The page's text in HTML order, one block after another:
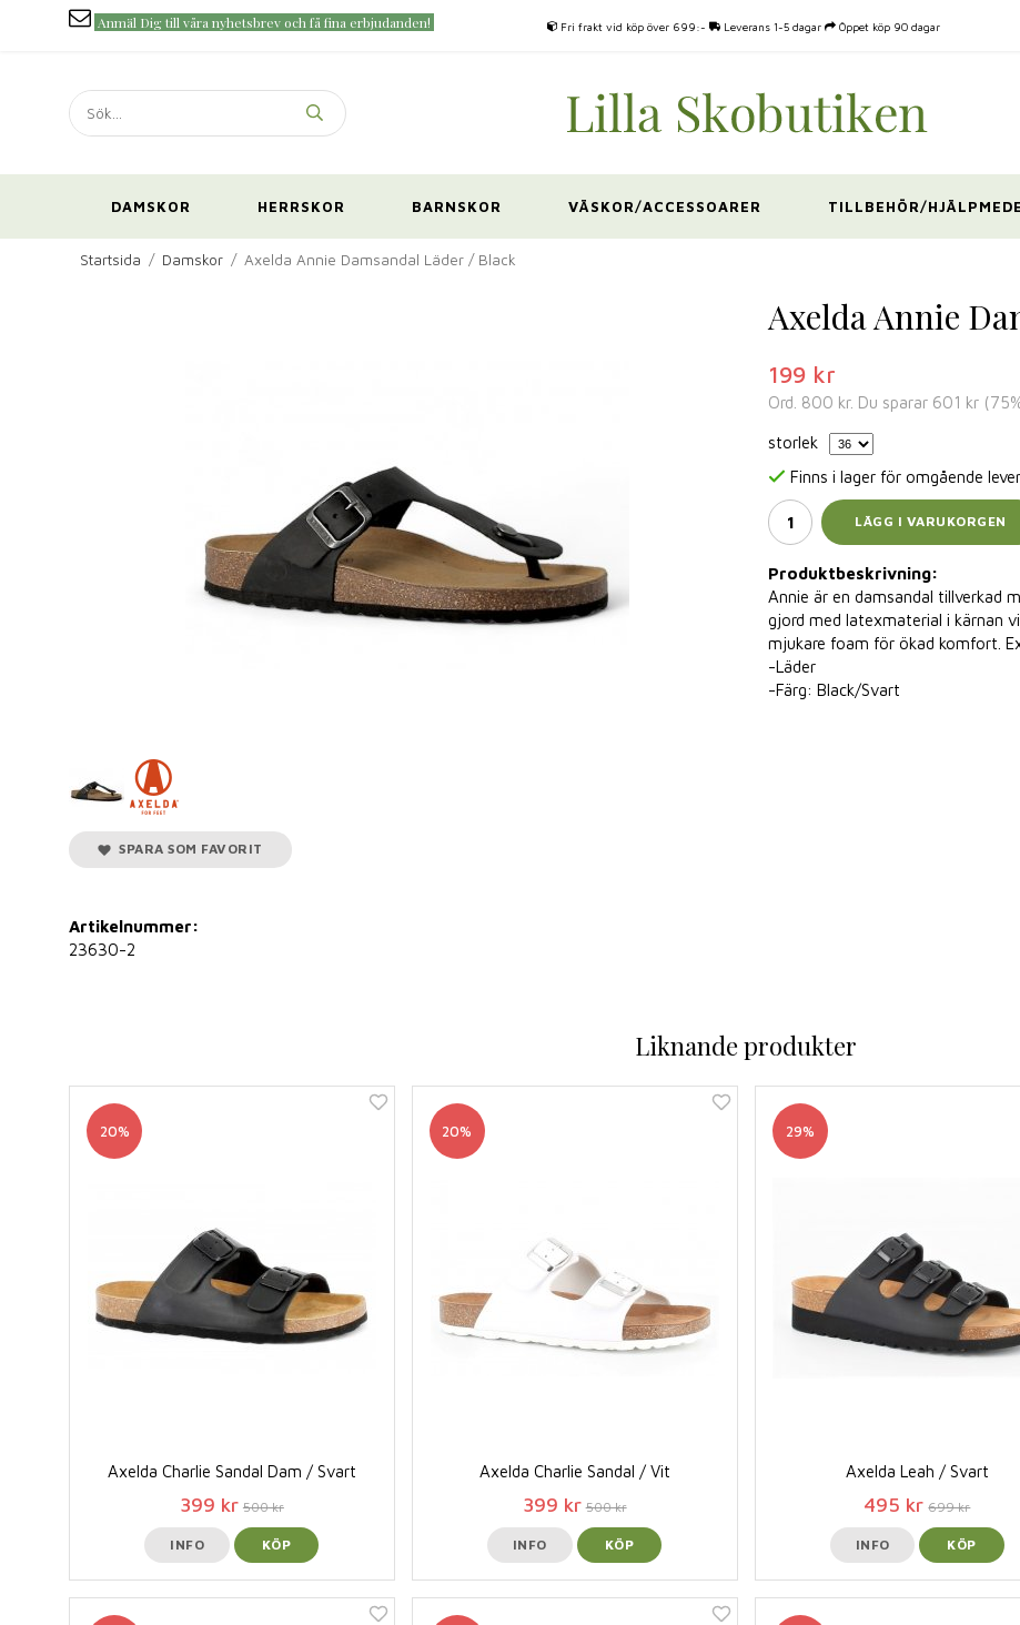
Anmäl Dig till våra nyhetsbrev och få fina erbjudanden! Fri frakt vid köp över 699:- Leverans 1-5 dagar Öppet köp 90 dagar
DAMSKOR HERRSKOR BARNSKOR VÄSKOR/ACCESSOARER TILLBEHÖR/
Startsida / Damskor / Axelda Annie Damsandal Läder / Black
Axelda Annie
199 kr
Ord. 800 kr. Du sparar 601 kr (75
storlek
Finns i lager för omgående
LÄGG I VARUKORGEN
Produktbeskrivning:
Annie är en damsandal tillverkad
gjord med latexmaterial i kärnan
mjukare foam för ökad komfort.
-Läder
-Färg: Black/Svart
SPARA SOM FAVORIT
Artikelnummer:
23630-2
Liknande produkter
20%
Axelda Charlie Sandal Dam / Svart
399 kr 500 kr
INFO KÖP
20%
Axelda Charlie Sandal / Vit
399 kr 500 kr
INFO KÖP
29%
Axelda Leah / Svart
495 kr 699 kr
INFO KÖP